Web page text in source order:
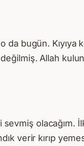
da bugün. Kıyıya
Allah
olacağım.
verir kırıp